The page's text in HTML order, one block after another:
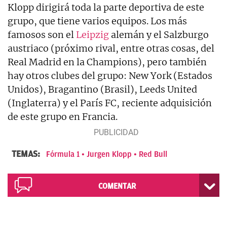
Klopp dirigirá toda la parte deportiva de este
grupo, que tiene varios equipos. Los más
famosos son el Leipzig alemán y el Salzburgo
austriaco (próximo rival, entre otras cosas, del
Real Madrid en la Champions), pero también
hay otros clubes del grupo: New York (Estados
Unidos), Bragantino (Brasil), Leeds United
(Inglaterra) y el París FC, reciente adquisición
de este grupo en Francia.
TEMAS: Fórmula 1 Jurgen Klopp Red Bull
COMENTAR